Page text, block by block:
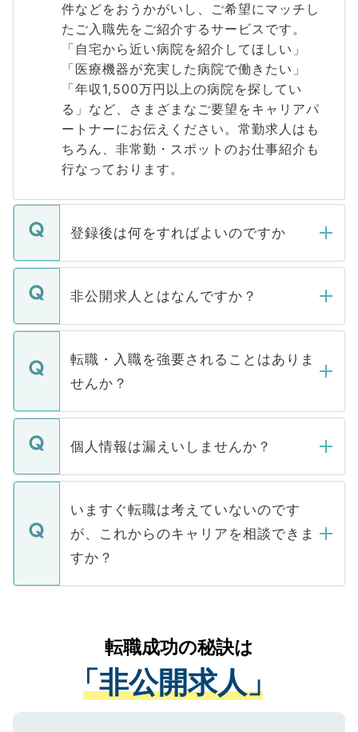
件などをおうかがいし、ご希望にマッチし
たご入職先をご紹介するサービスです。
「自宅から近い病院を紹介してほしい」
「医療機器が充実した病院で働きたい」
「年収1,500万円以上の病院を探してい
る」など、さまざまなご要望をキャリアパ
ートナーにお伝えください。常勤求人はも
ちろん、非常勤・スポットのお仕事紹介も
行なっております。
登録後は何をすればよいのですか
ご登録いただきましたら、弊社担当者がご
登録内容を確認し、その後メールもしくは
ます。通常、5営業日以内にはご連絡をせて
いただきますので、しばらくお待ちくださ
非公開求人とはなんですか？
マイナビDOCTORで取り扱っている求人の
うち約3割は、Webサイトからご覧いただ
けない「非公開求人」です。非公開求人は
下記の理由によって、一般には公開してい
ません。
■応募殺到を避けるため 人気のある医療機
関を公にしてしまうと、応募が殺到する場
に、医療機関が求める条件に合った人材の
みを人材紹介会社に依頼するケースが増え
ています。
転職・入職を強要されることはありま
せんか？
転職・入職を強要することは一切ありませ
ん。また、仮に応募先から内定をいただい
定を承諾する必要はありません。内定先へ
の辞退の連絡はキャリアパートナーが行い
個人情報は漏えいしませんか？
個人情報が漏えいすることはありませんの
で、ご安心ください。当サイトからの登録
などで収集したご登録者様の個人情報は、
ご本人のキャリアアップおよび転職活動の
支援を目的に使用いたします。お預かりし
ているすべての個人データはご本人の許可
は、個人情報の取り扱いについての厳密な
管理基準を満たした事業者のみに付与され
る、プライバシーマークを取得済みです。
いますぐ転職は考えていないのです
が、これからのキャリアを相談できま
すか？
かがいして、現在の医療機関の状況や紹介
経験をまじえながら、適切なアドバイスを
させていただきます。すぐにご転職をされ
ない方には、長期的なサポートが可能です
ので、まずはご登録ください。
転職成功の秘訣は
「非公開求人」